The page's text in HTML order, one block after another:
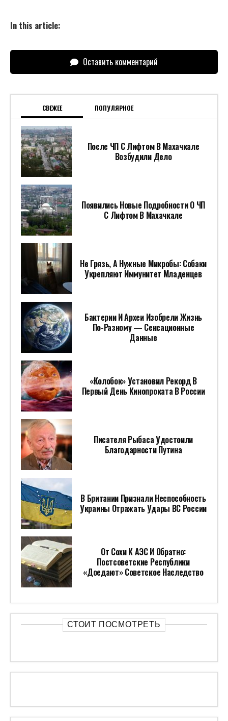
In this article:
Оставить комментарий
СВЕЖЕЕ ПОПУЛЯРНОЕ
После ЧП С Лифтом В Махачкале
Возбудили Дело
Появились Новые Подробности О ЧП
С Лифтом В Махачкале
Не Грязь, А Нужные Микробы: Собаки
Укрепляют Иммунитет Младенцев
Бактерии И Археи Изобрели Жизнь
По-Разному — Сенсационные
Данные
«Колобок» Установил Рекорд В
Первый День Кинопроката В России
Писателя Рыбаса Удостоили
Благодарности Путина
В Британии Признали Неспособность
Украины Отражать Удары ВС России
От Сохи К АЭС И Обратно:
Постсоветские Республики
«доедают» Советское Наследство
СТОИТ ПОСМОТРЕТЬ